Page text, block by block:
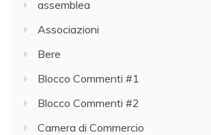
assemblea
Associazioni
Bere
Blocco Commenti #1
Blocco Commenti #2
Camera di Commercio